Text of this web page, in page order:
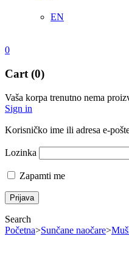
EN
0
Cart (0)
Vaša korpa trenutno nema
Sign in
Korisničko ime ili adresa e-
Lozinka
Zapamti me
Search
Početna>Sunčane naočare>